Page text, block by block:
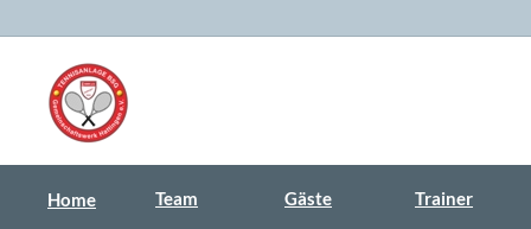
Team Gäste Trainer
Home